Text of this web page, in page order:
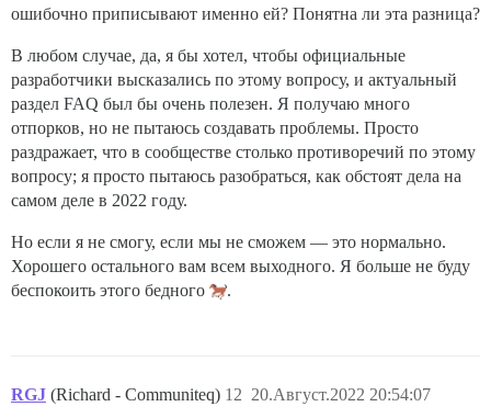
ошибочно приписывают именно ей? Понятна ли эта разница?
В любом случае, да, я бы хотел, чтобы официальные
разработчики высказались по этому вопросу, и актуальный
раздел FAQ был бы очень полезен. Я получаю много
отпорков, но не пытаюсь создавать проблемы. Просто
раздражает, что в сообществе столько противоречий по этому
вопросу; я просто пытаюсь разобраться, как обстоят дела на
самом деле в 2022 году.
Но если я не смогу, если мы не сможем — это нормально.
Хорошего остального вам всем выходного. Я больше не буду
беспокоить этого бедного
.
RGJ (Richard - Communiteq) 20.Август.2022 20:54:07
12